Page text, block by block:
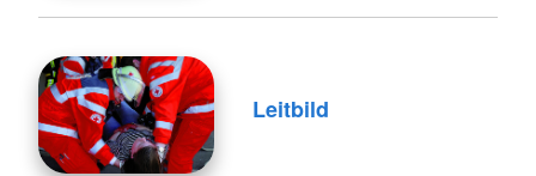
Leitbild